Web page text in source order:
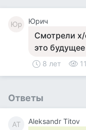
Юр Юрич
Смотрели
это
8 лет
Ответы
AT Aleksandr Titov